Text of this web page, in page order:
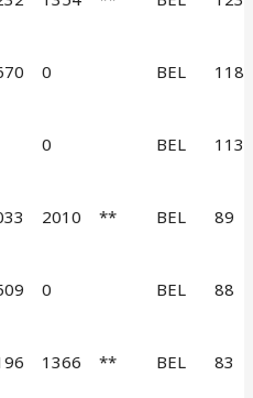
0 BEL 118
0 BEL 113
2010 ** BEL 89
0 BEL 88
1366 ** BEL 83